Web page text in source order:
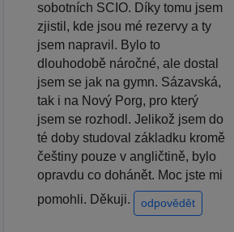
sobotních SCIO. Díky tomu jsem
zjistil, kde jsou mé rezervy a ty
jsem napravil. Bylo to
dlouhodobě náročné, ale dostal
jsem se jak na gymn. Sázavská,
tak i na Nový Porg, pro který
jsem se rozhodl. Jelikož jsem do
té doby studoval základku kromě
češtiny pouze v angličtině, bylo
opravdu co dohánět. Moc jste mi
pomohli. Děkuji.
odpovědět